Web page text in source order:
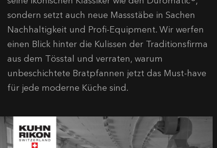
sondern setzt auch neue Massstäbe in Sachen
Nachhaltigkeit und Profi-Equipment. Wir werfen
einen Blick hinter die Kulissen der Traditionsfirma
aus dem Tösstal und verraten, warum
unbeschichtete Bratpfannen jetzt das Must-have
für jede moderne Küche sind.